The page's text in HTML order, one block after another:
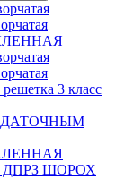
3 класс
ДПРЗ ШОРОХ